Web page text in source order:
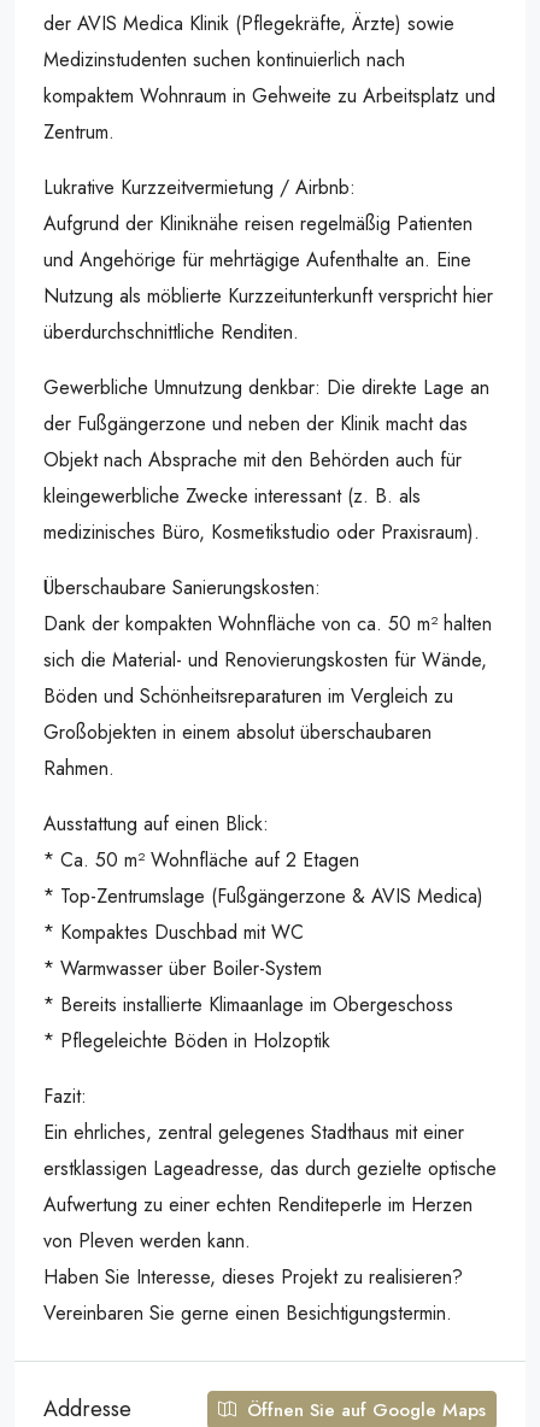
der AVIS Medica Klinik (Pflegekräfte, Ärzte) sowie
Medizinstudenten suchen kontinuierlich nach
kompaktem Wohnraum in Gehweite zu Arbeitsplatz und
Zentrum.
Lukrative Kurzzeitvermietung / Airbnb:
Aufgrund der Kliniknähe reisen regelmäßig Patienten
und Angehörige für mehrtägige Aufenthalte an. Eine
Nutzung als möblierte Kurzzeitunterkunft verspricht hier
überdurchschnittliche Renditen.
Gewerbliche Umnutzung denkbar: Die direkte Lage an
der Fußgängerzone und neben der Klinik macht das
Objekt nach Absprache mit den Behörden auch für
kleingewerbliche Zwecke interessant (z. B. als
medizinisches Büro, Kosmetikstudio oder Praxisraum).
Überschaubare Sanierungskosten:
Dank der kompakten Wohnfläche von ca. 50 m² halten
sich die Material- und Renovierungskosten für Wände,
Böden und Schönheitsreparaturen im Vergleich zu
Großobjekten in einem absolut überschaubaren
Rahmen.
Ausstattung auf einen Blick:
* Ca. 50 m² Wohnfläche auf 2 Etagen
* Top-Zentrumslage (Fußgängerzone & AVIS Medica)
* Kompaktes Duschbad mit WC
* Warmwasser über Boiler-System
* Bereits installierte Klimaanlage im Obergeschoss
* Pflegeleichte Böden in Holzoptik
Fazit:
Ein ehrliches, zentral gelegenes Stadthaus mit einer
erstklassigen Lageadresse, das durch gezielte optische
Aufwertung zu einer echten Renditeperle im Herzen
von Pleven werden kann.
Haben Sie Interesse, dieses Projekt zu realisieren?
Vereinbaren Sie gerne einen Besichtigungstermin.
Addresse Öffnen Sie auf Google Maps